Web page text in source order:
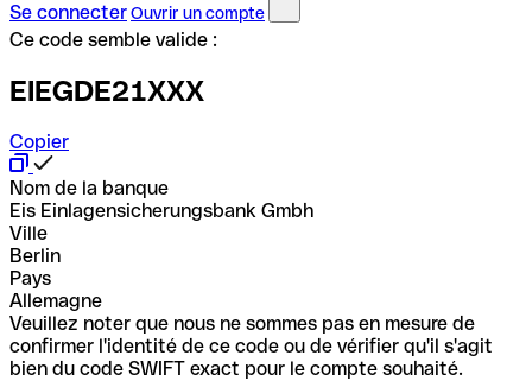
Se connecterOuvrir un compte
Ce code semble valide :
EIEGDE21XXX
Copier
Nom de la banque
Eis Einlagensicherungsbank Gmbh
Ville
Berlin
Pays
Allemagne
Veuillez noter que nous ne sommes pas en mesure de
confirmer l'identité de ce code ou de vérifier qu'il s'agit
bien du code SWIFT exact pour le compte souhaité.